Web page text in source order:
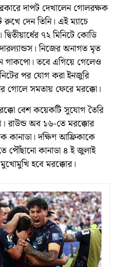
দাপট দেখালেন গোলরক্ষক
দেন তিনি। এই ম্যাচে
৭২ মিনিটে কোডি
নিজের অনাগত মৃত
গাকপো। তবে এগিয়ে গেলেও
পর যোগ করা ইনজুরি
গোলে সমতায় ফেরে মরক্কো।
বেশ কয়েকটি সুযোগ তৈরি
রাউন্ড অব ১৬-তে মরক্কোর
কানাডা। দক্ষিণ আফ্রিকাকে
পৌঁছানো কানাডা ৪ ই জুলাই
হবে মরক্কোর।